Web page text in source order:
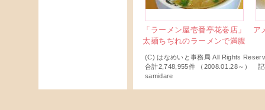
「ラーメン屋壱番亭花巻店」
太麺ちぢれのラーメンで満腹
ア
(C) はなめいと事務局 All Rights
合計2,748,955件 （2008.01.28～）
samidare